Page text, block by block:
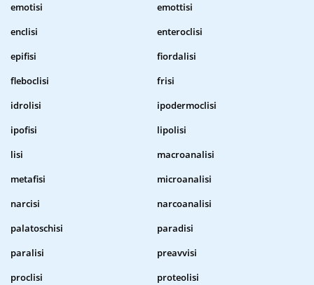
emotisi
emottisi
enclisi
enteroclisi
epifisi
fiordalisi
fleboclisi
frisi
idrolisi
ipodermoclisi
ipofisi
lipolisi
lisi
macroanalisi
metafisi
microanalisi
narcisi
narcoanalisi
palatoschisi
paradisi
paralisi
preavvisi
proclisi
proteolisi